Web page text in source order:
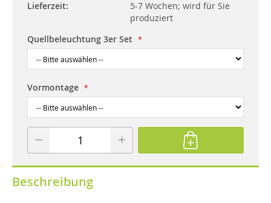
Lieferzeit
5-7 Wochen; wird für Sie
produziert
Quellbeleuchtung 3er Set
Vormontage
Beschreibung